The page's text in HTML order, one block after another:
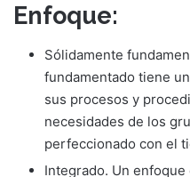
Enfoque:
Sólidamente
fundamentado tiene
sus procesos y
necesidades de los
perfeccionado con el
Integrado. Un